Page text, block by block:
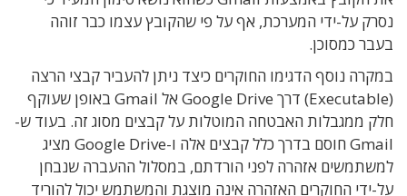
נסרק על-ידי המערכת, אף על פי שהקובץ עצמו כבר זוהה
בעבר כמסוכן.
במקרה נוסף הדגימו החוקרים כיצד ניתן להעביר קבצי הרצה
(Executable) דרך Google Drive אל Gmail באופן שעוקף
חלק ממגבלות האבטחה המוטלות על קבצים מסוג זה. בעוד ש-
Gmail חוסם בדרך כלל קבצים אלה ו-Google Drive מציג
למשתמשים אזהרה לפני הורדתם, במסלול ההעברה שנבחן
על-ידי החוקרים האזהרה אינה מוצגת והמשתמש יכול להוריד